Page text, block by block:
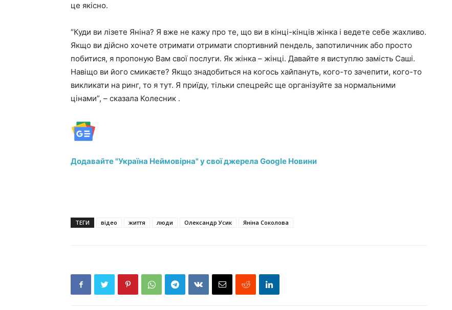
це якісно.
“Куди ви лізете Яніна? Я вже не кажу про те, що ви в кінці-кінців жінка і ведете себе жахливо.
Якщо ви дійсно хочете отримати отримати спортивний пендель, запотиличник або просто
побитися, я пропоную Вам свої послуги. Як жінка – жінці. Давайте я виступлю замість Саші.
Навіщо ви його смикаєте? Якщо знадобиться на когось хайпануть, кого-то зачепити, кого-то
викликати на ринг, то я тут. Я приїду, тільки спецрейс ще організуйте за нормальними
цінами”, – сказала Колесник .
Додавайте "Україна Неймовірна" у свої джерела Google Новини
ТЕГИ відео життя люди Олександр Усик Яніна Соколова